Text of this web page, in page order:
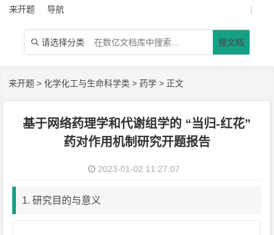
来开题 导航 |
 请选择分类 搜文档
来开题 >化学化工与生命科学类 > 药学 > 正文
基于网络药理学和代谢组学的 “当归-红花”
药对作用机制研究开题报告
2023-01-02 11:27:07
1. 研究目的与意义